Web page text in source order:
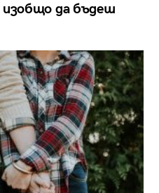
изобщо да бъдеш